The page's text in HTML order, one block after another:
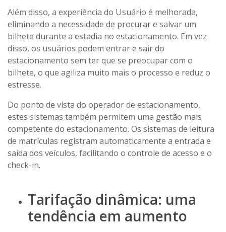
Além disso, a experiência do Usuário é melhorada,
eliminando a necessidade de procurar e salvar um
bilhete durante a estadia no estacionamento. Em vez
disso, os usuários podem entrar e sair do
estacionamento sem ter que se preocupar com o
bilhete, o que agiliza muito mais o processo e reduz o
estresse.
Do ponto de vista do operador de estacionamento,
estes sistemas também permitem uma gestão mais
competente do estacionamento. Os sistemas de leitura
de matrículas registram automaticamente a entrada e
saída dos veículos, facilitando o controle de acesso e o
check-in.
Tarifação dinâmica: uma
tendência em aumento